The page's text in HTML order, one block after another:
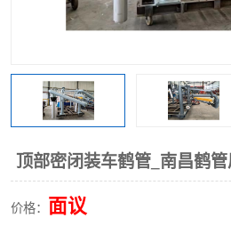
顶部密闭装车鹤管_南昌鹤
价格： 面议